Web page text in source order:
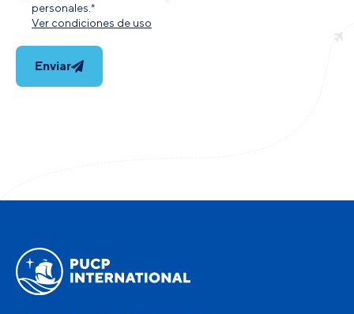
personales.*
Ver condiciones de uso
Enviar